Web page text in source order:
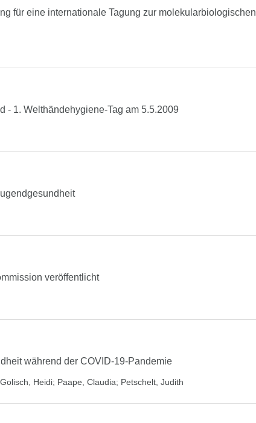
für eine internationale Tagung zur molekularbiologischen
- 1. Welthändehygiene-Tag am 5.5.2009
veröffentlicht
während der COVID-19-Pandemie
Golisch, Heidi; Paape, Claudia; Petschelt, Judith